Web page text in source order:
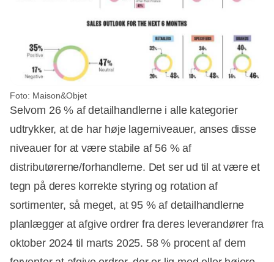
Foto: Maison&Objet
Selvom 26 % af detailhandlerne i alle kategorier
udtrykker, at de har høje lagerniveauer, anses disse
niveauer for at være stabile af 56 % af
distributørerne/forhandlerne. Det ser ud til at være et
tegn på deres korrekte styring og rotation af
sortimenter, så meget, at 95 % af detailhandlerne
planlægger at afgive ordrer fra deres leverandører fra
oktober 2024 til marts 2025. 58 % procent af dem